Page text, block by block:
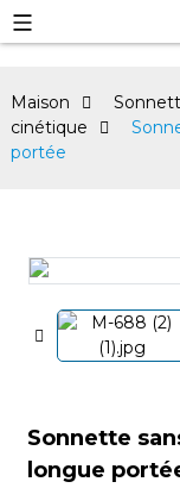
Maison
cinétique
portée
Sonnette
longue